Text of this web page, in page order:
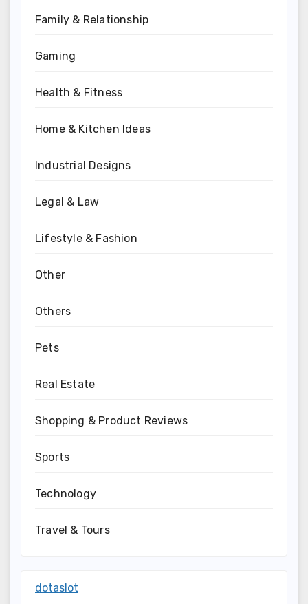
Family & Relationship
Gaming
Health & Fitness
Home & Kitchen Ideas
Industrial Designs
Legal & Law
Lifestyle & Fashion
Other
Others
Pets
Real Estate
Shopping & Product Reviews
Sports
Technology
Travel & Tours
dotaslot